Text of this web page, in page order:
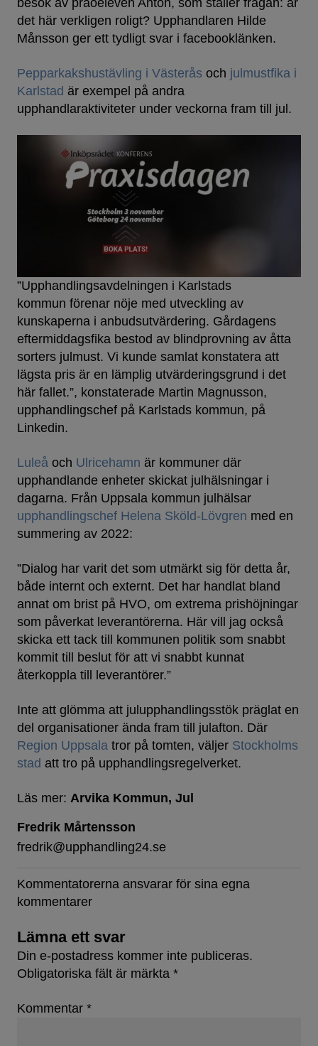
besök av praoeleven Anton, som ställer frågan: är
det här verkligen roligt? Upphandlaren Hilde
Månsson ger ett tydligt svar i facebooklänken.
Pepparkakshustävling i Västerås och julmustfika i
Karlstad är exempel på andra
upphandlaraktiviteter under veckorna fram till jul.
”Upphandlingsavdelningen i Karlstads
kommun förenar nöje med utveckling av
kunskaperna i anbudsutvärdering. Gårdagens
eftermiddagsfika bestod av blindprovning av åtta
sorters julmust. Vi kunde samlat konstatera att
lägsta pris är en lämplig utvärderingsgrund i det
här fallet.”, konstaterade Martin Magnusson,
upphandlingschef på Karlstads kommun, på
Linkedin.
Luleå och Ulricehamn är kommuner där
upphandlande enheter skickat julhälsningar i
dagarna. Från Uppsala kommun julhälsar
upphandlingschef Helena Sköld-Lövgren med en
summering av 2022:
”Dialog har varit det som utmärkt sig för detta år,
både internt och externt. Det har handlat bland
annat om brist på HVO, om extrema prishöjningar
som påverkat leverantörerna. Här vill jag också
skicka ett tack till kommunen politik som snabbt
kommit till beslut för att vi snabbt kunnat
återkoppla till leverantörer.”
Inte att glömma att julupphandlingsstök präglat en
del organisationer ända fram till julafton. Där
Region Uppsala tror på tomten, väljer Stockholms
stad att tro på upphandlingsregelverket.
Läs mer: Arvika Kommun Jul
Fredrik Mårtensson
fredrik@upphandling24.se
Kommentatorerna ansvarar för sina egna
kommentarer
Lämna ett svar
Din e-postadress kommer inte publiceras.
Obligatoriska fält är märkta *
Kommentar *